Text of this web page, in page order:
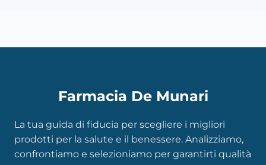
Farmacia De Munari
La tua guida di fiducia per scegliere i migliori
prodotti per la salute e il benessere. Analizziamo,
confrontiamo e selezioniamo per garantirti qualità